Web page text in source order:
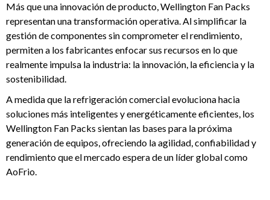
Más que una innovación de producto, Wellington Fan Packs
representan una transformación operativa. Al simplificar la
gestión de componentes sin comprometer el rendimiento,
permiten a los fabricantes enfocar sus recursos en lo que
realmente impulsa la industria: la innovación, la eficiencia y la
sostenibilidad.
A medida que la refrigeración comercial evoluciona hacia
soluciones más inteligentes y energéticamente eficientes, los
Wellington Fan Packs sientan las bases para la próxima
generación de equipos, ofreciendo la agilidad, confiabilidad y
rendimiento que el mercado espera de un líder global como
AoFrio.